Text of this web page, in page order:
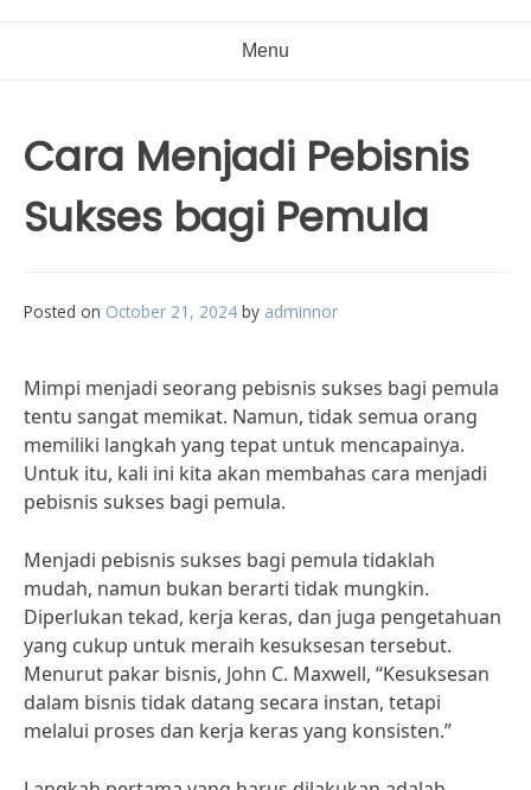
Menu
Cara Menjadi Pebisnis
Sukses bagi Pemula
Posted on October 21, 2024 by adminnor
Mimpi menjadi seorang pebisnis sukses bagi pemula
tentu sangat memikat. Namun, tidak semua orang
memiliki langkah yang tepat untuk mencapainya.
Untuk itu, kali ini kita akan membahas cara menjadi
pebisnis sukses bagi pemula.
Menjadi pebisnis sukses bagi pemula tidaklah
mudah, namun bukan berarti tidak mungkin.
Diperlukan tekad, kerja keras, dan juga pengetahuan
yang cukup untuk meraih kesuksesan tersebut.
Menurut pakar bisnis, John C. Maxwell, “Kesuksesan
dalam bisnis tidak datang secara instan, tetapi
melalui proses dan kerja keras yang konsisten.”